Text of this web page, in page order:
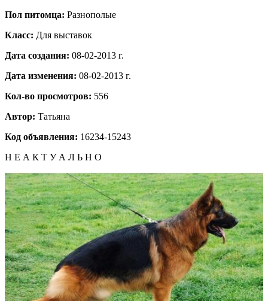
Пол питомца: Разнополые
Класс: Для выставок
Дата создания: 08-02-2013 г.
Дата изменения: 08-02-2013 г.
Кол-во просмотров: 556
Автор: Татьяна
Код объявления: 16234-15243
Н Е А К Т У А Л Ь Н О